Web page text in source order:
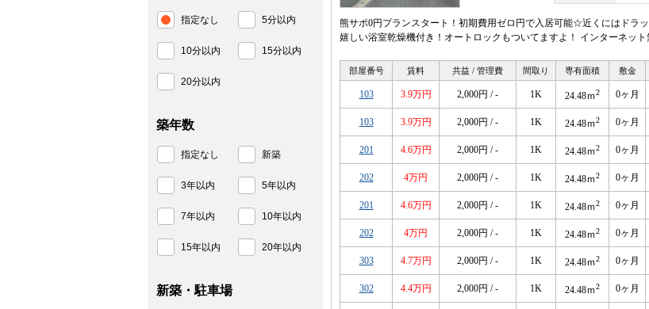
熊サポ0円プランスタート！初期費用ゼロ円で入居可能☆近くにはドラ
嬉しい浴室乾燥機付き！オートロックもついてますよ！ インターネット
部屋番号 賃料 共益 / 管理費 間取り 専有面積 敷金
103 3.9万円 2,000円 / - 1K 24.48ｍ2 0ヶ月
103 3.9万円 2,000円 / - 1K 24.48ｍ2 0ヶ月
201 4.6万円 2,000円 / - 1K 24.48ｍ2 0ヶ月
202 4万円 2,000円 / - 1K 24.48ｍ2 0ヶ月
201 4.6万円 2,000円 / - 1K 24.48ｍ2 0ヶ月
202 4万円 2,000円 / - 1K 24.48ｍ2 0ヶ月
303 4.7万円 2,000円 / - 1K 24.48ｍ2 0ヶ月
302 4.4万円 2,000円 / - 1K 24.48ｍ2 0ヶ月
指定なし 5分以内
10分以内 15分以内
20分以内
築年数
指定なし 新築
3年以内 5年以内
7年以内 10年以内
15年以内 20年以内
新築・駐車場